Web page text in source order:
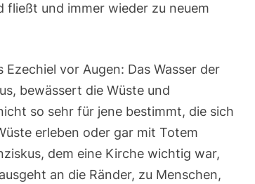
fließt und immer wieder zu neuem
vor Augen: Das Wasser der
bewässert die Wüste und
so sehr für jene bestimmt, die sich
erleben oder gar mit Totem
dem eine Kirche wichtig war,
an die Ränder, zu Menschen,